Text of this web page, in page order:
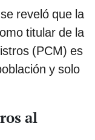
reveló que la
titular de la
(PCM) es
y solo
al